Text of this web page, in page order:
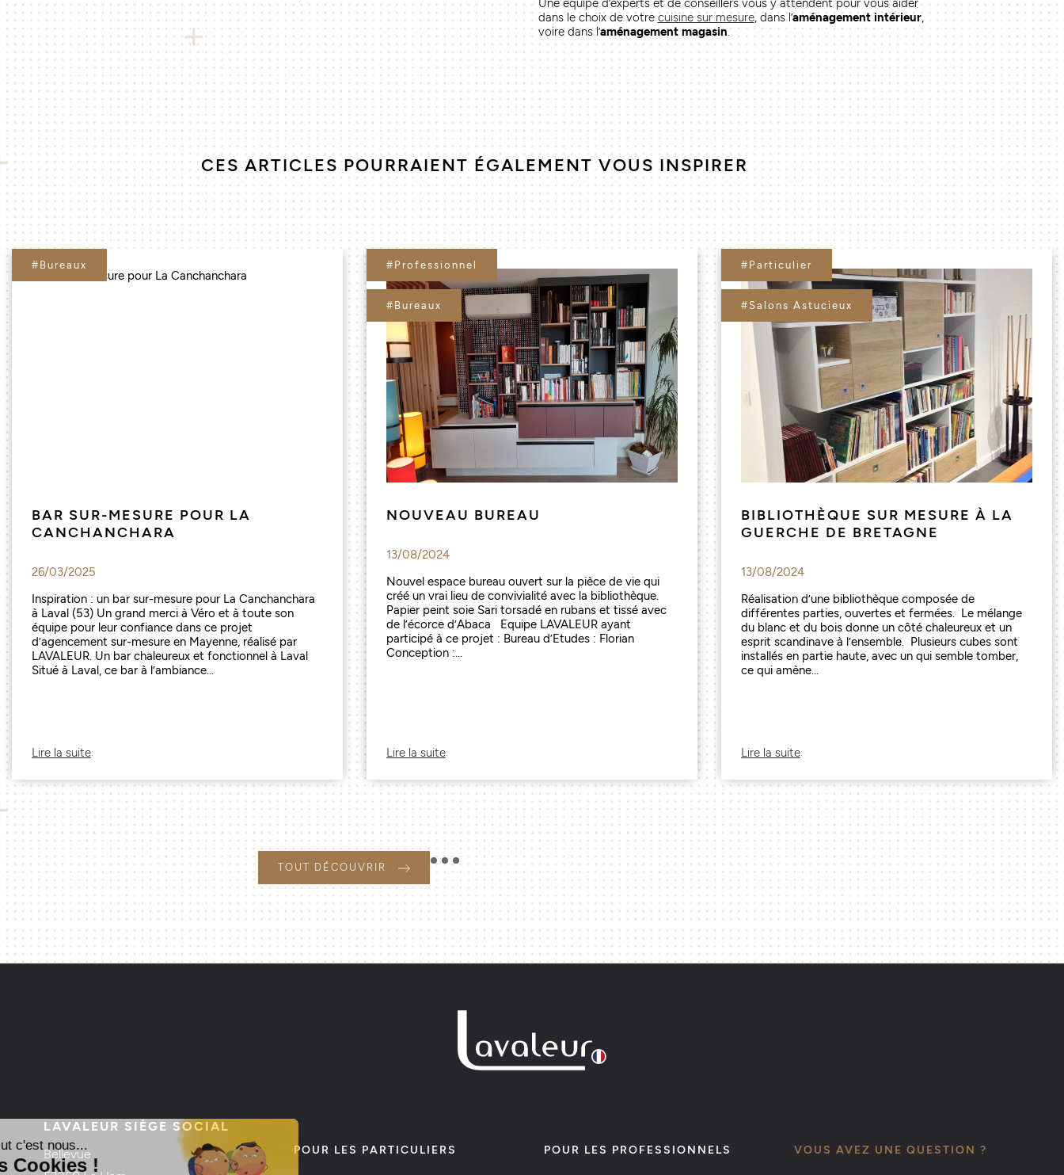
Une équipe d’experts et de conseillers vous y attendent pour vous aider
dans le choix de votre cuisine sur mesure, dans l’aménagement intérieur,
voire dans l’aménagement magasin.
CES ARTICLES POURRAIENT ÉGALEMENT VOUS INSPIRER
#Bureaux
BAR SUR-MESURE POUR LA
CANCHANCHARA
26/03/2025
Inspiration : un bar sur-mesure pour La Canchanchara
à Laval (53) Un grand merci à Véro et à toute son
équipe pour leur confiance dans ce projet
d’agencement sur-mesure en Mayenne, réalisé par
LAVALEUR. Un bar chaleureux et fonctionnel à Laval
Situé à Laval, ce bar à l’ambiance...
Lire la suite
#Professionnel
#Bureaux
NOUVEAU BUREAU
13/08/2024
Nouvel espace bureau ouvert sur la pièce de vie qui
créé un vrai lieu de convivialité avec la bibliothèque.
Papier peint soie Sari torsadé en rubans et tissé avec
de l’écorce d’Abaca Equipe LAVALEUR ayant
participé à ce projet : Bureau d’Etudes : Florian
Conception :...
Lire la suite
#Particulier
#Salons Astucieux
BIBLIOTHÈQUE SUR MESURE À LA
GUERCHE DE BRETAGNE
13/08/2024
Réalisation d’une bibliothèque composée de
différentes parties, ouvertes et fermées. Le mélange
du blanc et du bois donne un côté chaleureux et un
esprit scandinave à l’ensemble. Plusieurs cubes sont
installés en partie haute, avec un qui semble tomber,
ce qui amène...
Lire la suite
TOUT DÉCOUVRIR
LAVALEUR SIÈGE SOCIAL
Bellevue
POUR LES PARTICULIERS POUR LES PROFESSIONNELS VOUS AVEZ UNE QUESTION ?